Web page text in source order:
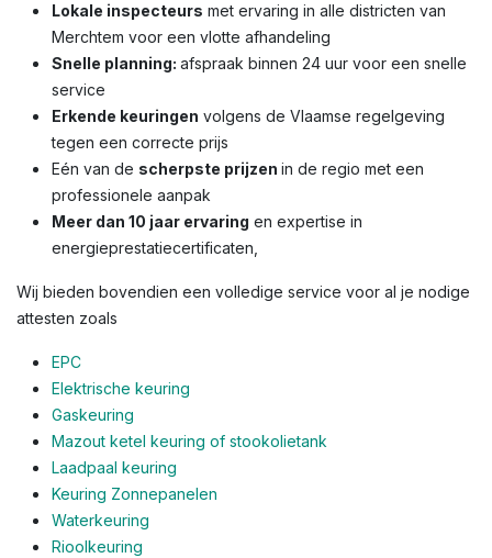
Lokale inspecteurs met ervaring in alle districten van
Merchtem voor een vlotte afhandeling
Snelle planning: afspraak binnen 24 uur voor een snelle
service
Erkende keuringen volgens de Vlaamse regelgeving
tegen een correcte prijs
Eén van de scherpste prijzen in de regio met een
professionele aanpak
Meer dan 10 jaar ervaring en expertise in
energieprestatiecertificaten,
Wij bieden bovendien een volledige service voor al je nodige
attesten zoals
EPC
Elektrische keuring
Gaskeuring
Mazout ketel keuring of stookolietank
Laadpaal keuring
Keuring Zonnepanelen
Waterkeuring
Rioolkeuring